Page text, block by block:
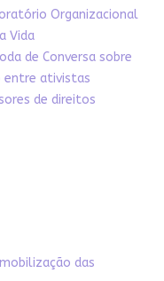
Organizacional
Vida
de Conversa sobre
entre ativistas
de direitos
das